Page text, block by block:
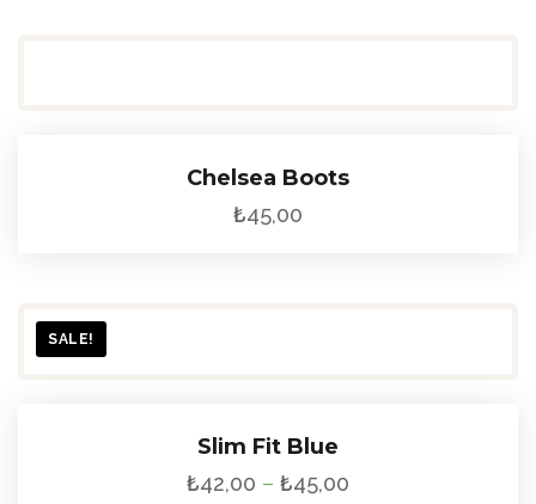
Chelsea Boots
₺45,00
SALE!
Slim Fit Blue
₺42,00 – ₺45,00